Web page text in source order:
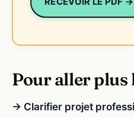
Pour aller plus
→ Clarifier projet